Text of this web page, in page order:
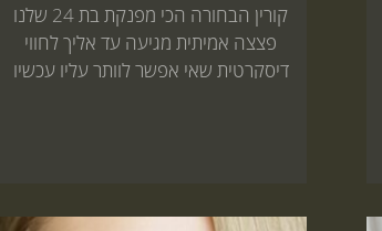
קורין הבחורה הכי מפנקת בת 24 שלנו
פצצה אמיתית מגיעה עד אליך לחווי
דיסקרטית שאי אפשר לוותר עליו עכשיו